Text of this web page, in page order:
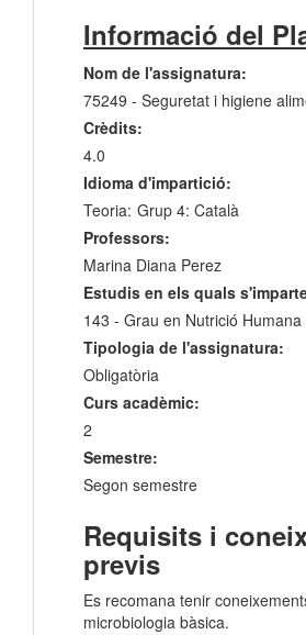
Informació del
Nom de l'assignatura:
75249 - Seguretat i higiene
Crèdits:
4.0
Idioma d'impartició:
Teoria: Grup 4: Català
Professors:
Marina Diana Perez
Estudis en els quals
143 - Grau en Nutrició
Tipologia de l'assignatura:
Obligatòria
Curs acadèmic:
2
Semestre:
Segon semestre
Requisits i
previs
Es recomana tenir
microbiologia bàsica.